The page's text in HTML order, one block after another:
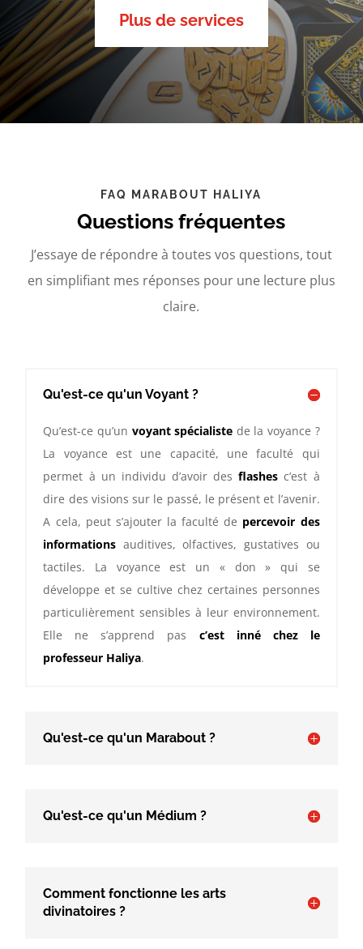
Plus de services
FAQ MARABOUT HALIYA
Questions fréquentes
J’essaye de répondre à toutes vos questions, tout
en simplifiant mes réponses pour une lecture plus
claire.
Qu'est-ce qu'un Voyant ?
Qu’est-ce qu’un voyant spécialiste de la voyance ?
La voyance est une capacité, une faculté qui
permet à un individu d’avoir desflashes c’est à
dire des visions sur le passé, le présent et l’avenir.
A cela, peut s’ajouter la faculté de percevoir des
informations auditives, olfactives, gustatives ou
tactiles. La voyance est un « don » qui se
développe et se cultive chez certaines personnes
particulièrement sensibles à leur environnement.
Elle ne s’apprend pas c’est inné chez le
professeur Haliya.
Qu'est-ce qu'un Marabout ?
Qu'est-ce qu'un Médium ?
Comment fonctionne les arts
divinatoires ?